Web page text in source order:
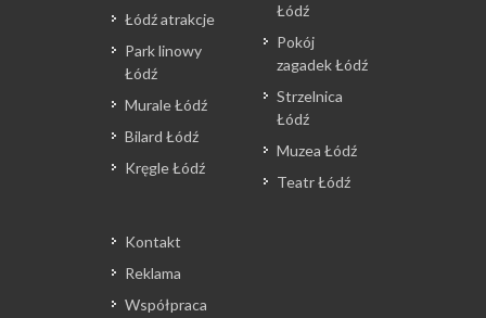
Łódź atrakcje
Park linowy
Łódź
Murale Łódź
Bilard Łódź
Kręgle Łódź
Łódź
Pokój
zagadek Łódź
Strzelnica
Łódź
Muzea Łódź
Teatr Łódź
Kontakt
Reklama
Współpraca